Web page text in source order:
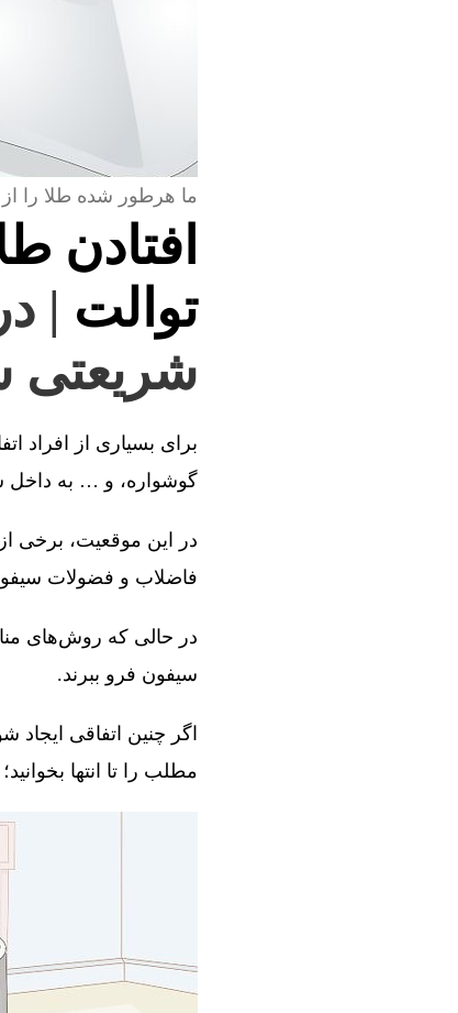
ما هرطور شده طلا را
افتادن
توالت |
شریعتی
برای بسیاری از افراد
گوشواره، و … به داخل
در این موقعیت، برخی
فاضلاب و فضولات
در حالی که روش‌های
سیفون فرو ببرند.
اگر چنین اتفاقی ایجاد
مطلب را تا انتها